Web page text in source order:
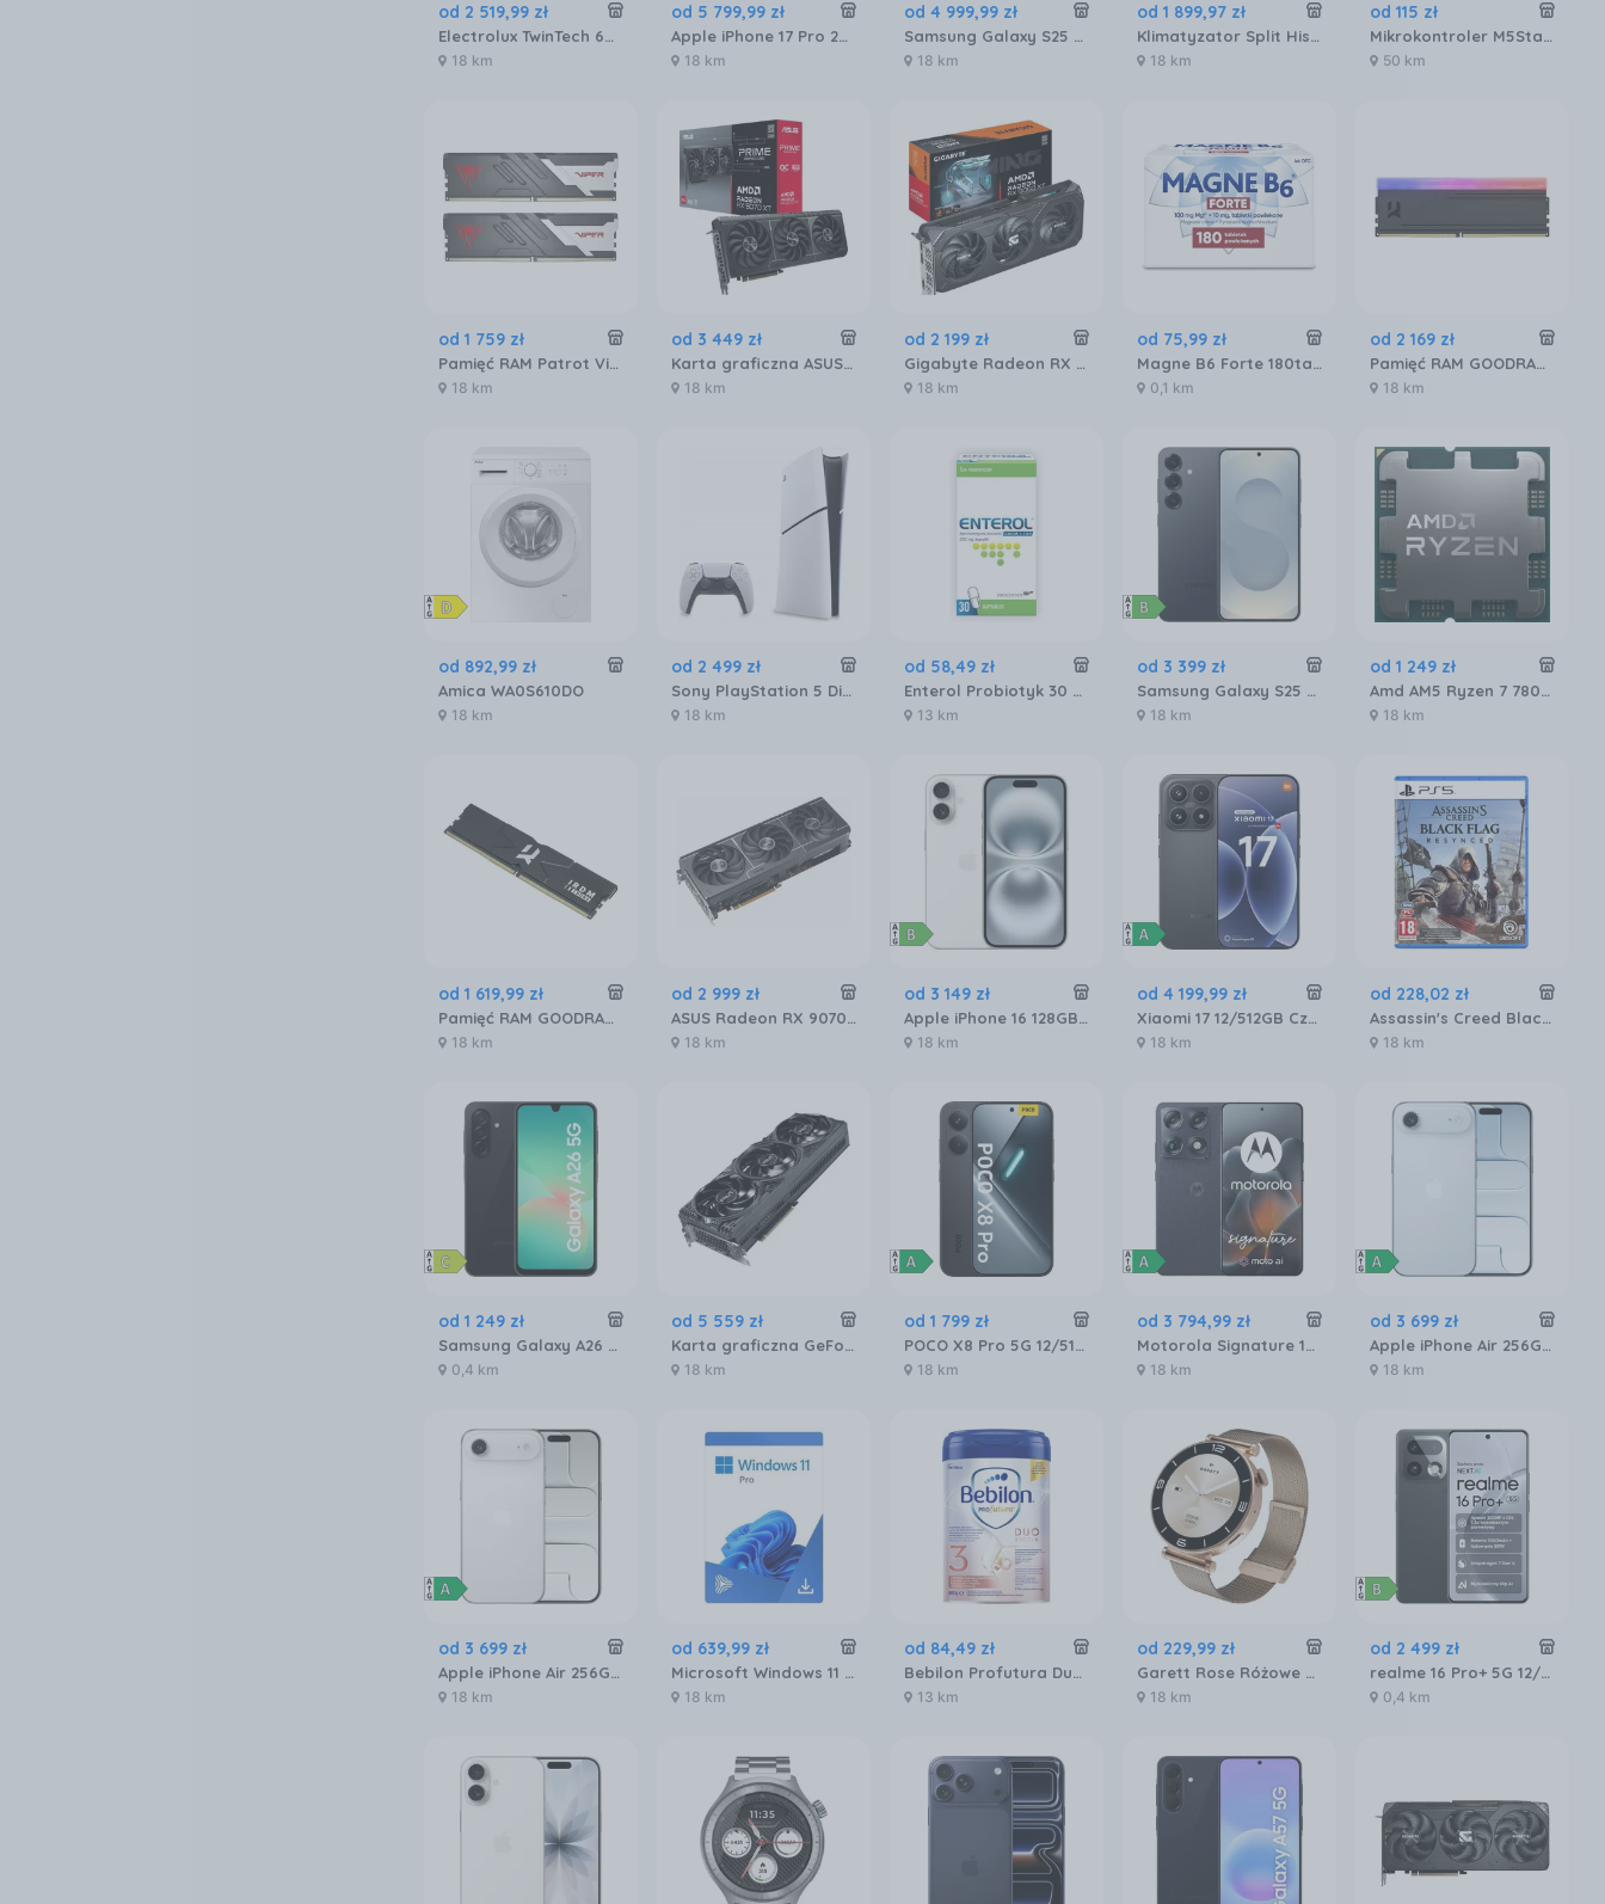
od 2 519,99 zł
Electrolux TwinTech 600 ENT6NE18S
18 km
od 5 799,99 zł
Apple iPhone 17 Pro 256GB Srebrny
18 km
od 4 999,99 zł
Samsung Galaxy S25 Ultra SM-S938 12/256GB Tytanowy Czarny
18 km
od 1 899,97 zł
Klimatyzator Split Hisense DJ25LE0EG DJ25LE0EW
18 km
od 115 zł
Mikrokontroler M5Stack U158-B (U158B)
50 km
od 1 759 zł
Pamięć RAM Patrot Viper Venom DDR5 32GB 6000MTs (PVV532G600C30K)
18 km
od 3 449 zł
Karta graficzna ASUS Radeon RX 9070 XT Prime OC 16GB (90YV0L71M0NA00)
18 km
od 2 199 zł
Gigabyte Radeon RX 9060 XT GAMING OC 16GB GDDR6 FSR (GVR9060XTGAMINGOC16GD)
18 km
od 75,99 zł
Magne B6 Forte 180tabl.
0,1 km
od 2 169 zł
Pamięć RAM GOODRAM IRDM RGB 32GB [2x16GB 6000MHz DDR5 CL30 DIMM] (IRG60D5L30S32GDC)
18 km
od 892,99 zł
Amica WA0S610DO
18 km
od 2 499 zł
Sony PlayStation 5 Digital Slim 825GB
18 km
od 58,49 zł
Enterol Probiotyk 30 kapsułek 250 mg
13 km
od 3 399 zł
Samsung Galaxy S25 SM-S931 12/256GB Czarny
18 km
od 1 249 zł
Amd AM5 Ryzen 7 7800X3D Tray 4,2GHz (100000000910)
18 km
od 1 619,99 zł
Pamięć RAM GOODRAM IRDM 32GB 2x16GB 6400MHz DDR5 CL32 (IR-6400D564L32S)
18 km
od 2 999 zł
ASUS Radeon RX 9070 PRIME 16GB OC (GRATIPASU544)
18 km
od 3 149 zł
Apple iPhone 16 128GB Biały
18 km
od 4 199,99 zł
Xiaomi 17 12/512GB Czarny
18 km
od 228,02 zł
Assassin's Creed Black Flag Resynced (Gra PS5)
18 km
od 1 249 zł
Samsung Galaxy A26 SM-A266 6/128GB 5G Czarny
0,4 km
od 5 559 zł
Karta graficzna GeForce PALIT RTX 5080 Gaming Pro 16GB GDDR7 DLSS 4 (NE75080019T2GB2031A)
18 km
od 1 799 zł
POCO X8 Pro 5G 12/512GB Czarny
18 km
od 3 794,99 zł
Motorola Signature 16/512GB Czarny
18 km
od 3 699 zł
Apple iPhone Air 256GB Błękitny
18 km
od 3 699 zł
Apple iPhone Air 256GB Biały obłok
18 km
od 639,99 zł
Microsoft Windows 11 Professional 32/64 BiT
18 km
od 84,49 zł
Bebilon Profutura Duobiotik 3 formuła na bazie mleka po 1. roku życia 800 g
13 km
od 229,99 zł
Garett Rose Różowe złoto mesh
18 km
od 2 499 zł
realme 16 Pro+ 5G 12/512GB Szary
0,4 km